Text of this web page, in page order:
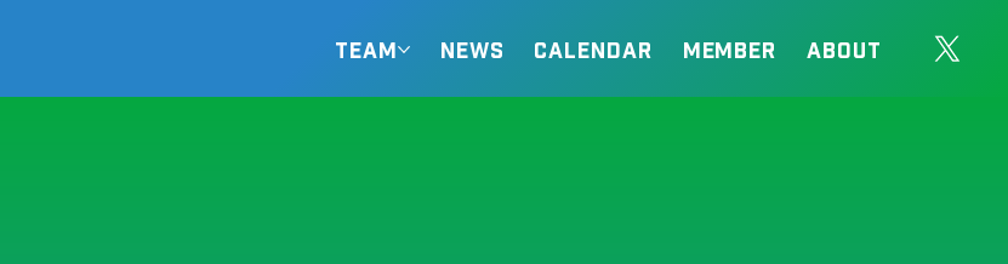
TEAM NEWS CALENDAR MEMBER ABOUT